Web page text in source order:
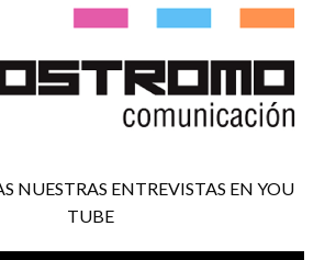
NUESTRAS ENTREVISTAS EN YOU
TUBE